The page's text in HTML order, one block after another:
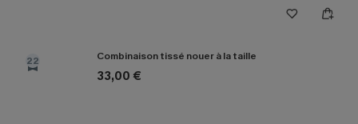
22 Combinaison tissé nouer à la taille
33,00 €